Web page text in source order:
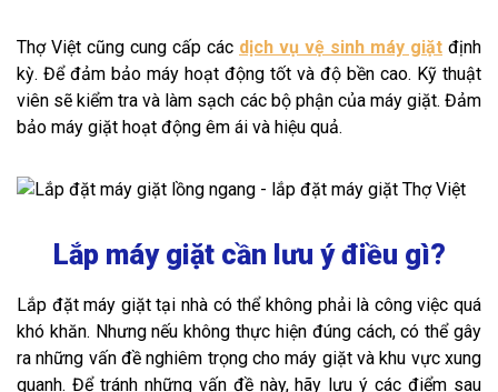
Thợ Việt cũng cung cấp các dịch vụ vệ sinh máy giặt định
kỳ. Để đảm bảo máy hoạt động tốt và độ bền cao. Kỹ thuật
viên sẽ kiểm tra và làm sạch các bộ phận của máy giặt. Đảm
bảo máy giặt hoạt động êm ái và hiệu quả.
Lắp máy giặt cần lưu ý điều gì?
Lắp đặt máy giặt tại nhà có thể không phải là công việc quá
khó khăn. Nhưng nếu không thực hiện đúng cách, có thể gây
ra những vấn đề nghiêm trọng cho máy giặt và khu vực xung
quanh. Để tránh những vấn đề này, hãy lưu ý các điểm sau